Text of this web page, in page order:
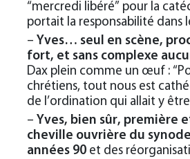
“mercredi libéré” pour la
portait la responsabilité dans
– Yves… seul en scène,
fort, et sans complexe
Dax plein comme un œuf :
chrétiens, tout nous est
de l’ordination qui allait y
– Yves, bien sûr, première
cheville ouvrière du
années 90 et des